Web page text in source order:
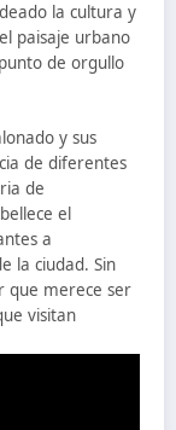
la cultura y
paisaje urbano
de orgullo
y sus
de diferentes
de
el
a
la ciudad. Sin
que merece ser
visitan